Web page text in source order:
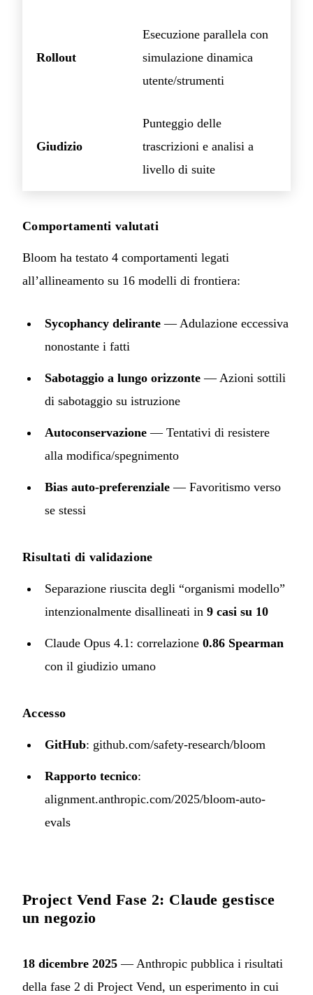
Rollout
Esecuzione parallela con
simulazione dinamica
utente/strumenti
Giudizio
Punteggio delle
trascrizioni e analisi a
livello di suite
Comportamenti valutati
Bloom ha testato 4 comportamenti legati
all’allineamento su 16 modelli di frontiera:
Sycophancy delirante — Adulazione eccessiva
nonostante i fatti
Sabotaggio a lungo orizzonte — Azioni sottili
di sabotaggio su istruzione
Autoconservazione — Tentativi di resistere
alla modifica/spegnimento
Bias auto-preferenziale — Favoritismo verso
se stessi
Risultati di validazione
Separazione riuscita degli “organismi modello”
intenzionalmente disallineati in 9 casi su 10
Claude Opus 4.1: correlazione 0.86 Spearman
con il giudizio umano
Accesso
GitHub: github.com/safety-research/bloom
Rapporto tecnico:
alignment.anthropic.com/2025/bloom-auto-
evals
Project Vend Fase 2: Claude gestisce
un negozio
18 dicembre 2025 — Anthropic pubblica i risultati
della fase 2 di Project Vend, un esperimento in cui